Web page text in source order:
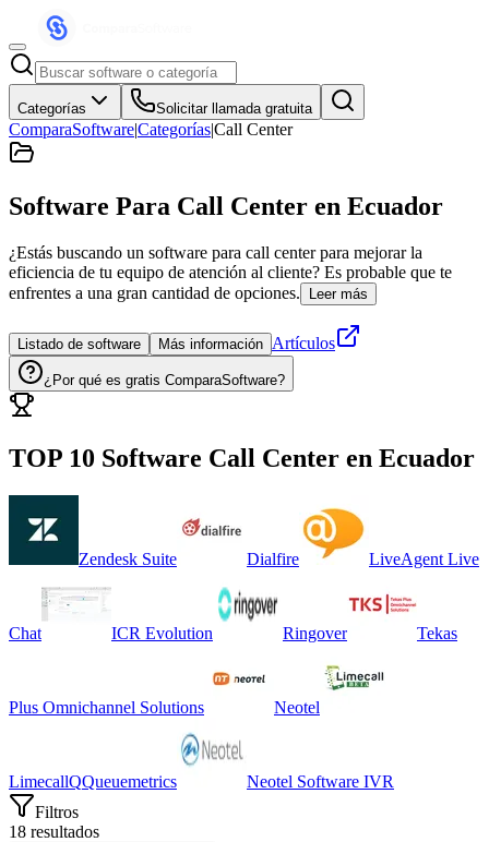
Categorías Solicitar llamada gratuita
ComparaSoftware|Categorías|Call Center
Software Para Call Center en Ecuador
¿Estás buscando un software para call center para mejorar la
eficiencia de tu equipo de atención al cliente? Es probable que te
enfrentes a una gran cantidad de opciones.
Leer más
Listado de software Más información Artículos
¿Por qué es gratis ComparaSoftware?
TOP 10 Software Call Center en Ecuador
Zendesk Suite Dialfire LiveAgent Live
Chat ICR Evolution Ringover Tekas
Plus Omnichannel Solutions Neotel
LimecallQQueuemetrics
Neotel Software IVR
Filtros
18 resultados